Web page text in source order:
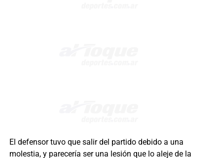
El defensor tuvo que salir del partido debido a una
molestia, y parecería ser una lesión que lo aleje de la